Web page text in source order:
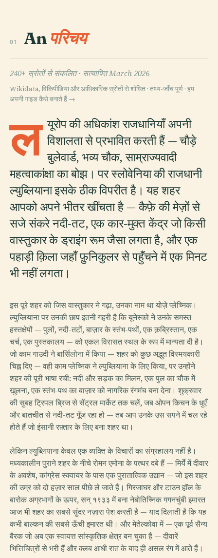
01 An परिचय
240+ स्रोतों से संकलित · सत्यापित March 2026
Wikidata, विकिपीडिया और आधिकारिक स्रोतों से शोधित · तथ्य-जाँच पूर्ण · हम
अपनी गाइड कैसे बनाते हैं →
ल यूरोप की अधिकांश राजधानियाँ अपनी
विशालता से प्रभावित करती हैं — चौड़े
बुलेवार्ड, भव्य चौक, साम्राज्यवादी
महत्वाकांक्षा का बोझ। पर स्लोवेनिया की राजधानी
ल्युब्लियाना इसके ठीक विपरीत है। यह शहर
आपको अपने भीतर खींचता है — कैफ़े की मेज़ों से
सजे संकरे नदी-तट, एक कार-मुक्त केंद्र जो किसी
वास्तुकार के ड्राइंग रूम जैसा लगता है, और एक
पहाड़ी क़िला जहाँ फ़ुनिकुलर से पहुँचने में एक मिनट
भी नहीं लगता।
इस पूरे शहर को जिस वास्तुकार ने गढ़ा, उनका नाम था योज़े प्लेच्निक।
ल्युब्लियाना पर उनकी छाप इतनी गहरी है कि यूनेस्को ने उनके समस्त
हस्तक्षेपों — पुलों, नदी-तटों, बाज़ार के स्तंभ-पथों, एक क़ब्रिस्तान, एक
चर्च, एक पुस्तकालय — को एकल विरासत स्थल के रूप में मान्यता दी है।
जो काम गाउदी ने बार्सिलोना में किया — शहर को कुछ अद्भुत विस्मयकारी
चिह्न दिए — वही काम प्लेच्निक ने ल्युब्लियाना के लिए किया, पर उन्होंने
शहर की पूरी भाषा रची: नदी और सड़क का मिलन, एक पुल का चौक में
खुलना, एक स्तंभ-पथ का बाज़ार को नागरिक रंगमंच बना देना। शुक्रवार
की सुबह ट्रिपल ब्रिज से सेंट्रल मार्केट तक चलें, जब ओपन किचन के धुएँ
और बातचीत से नदी-तट गूँज रहा हो — तब आप उनके उस सपने में चल रहे
होते हैं जो इंसानी रफ़्तार के लिए बना शहर था।
लेकिन ल्युब्लियाना केवल एक व्यक्ति के विचारों का संग्रहालय नहीं है।
मध्यकालीन पुराने शहर के नीचे रोमन एमोना के पत्थर दबे हैं — मिर्येे में दीवार
के अवशेष, कांग्रेस स्क्वायर के पास एक पुरातात्विक उद्यान — जो इस शहर
की उम्र को दो हज़ार साल पीछे ले जाते हैं। गिरजाघर और टाउन हॉल के
बारोक अग्रभागों के ऊपर, सन् १९३३ में बना नेबोतिच्निक गगनचुंबी इमारत
आज भी शहर का सबसे सुंदर नज़ारा पेश करती है — याद दिलाती है कि यह
कभी बाल्कन की सबसे ऊँची इमारत थी। और मेतेल्कोवा में — एक पूर्व सैन्य
बैरक जो अब एक स्वायत्त सांस्कृतिक क्षेत्र बन चुका है — दीवारें
भित्तिचित्रों से भरी हैं और क्लब आधी रात के बाद ही असल रंग में आते हैं।